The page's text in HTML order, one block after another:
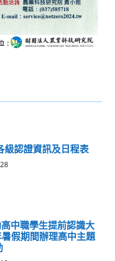
級認證資訊及日程表
中職學生提前認識大
假期間辦理高中主題